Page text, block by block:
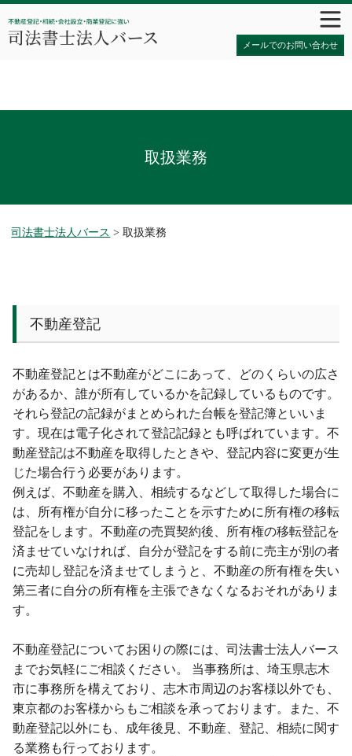
メールでのお問い合わせ
取扱業務
司法書士法人バース >取扱業務
不動産登記
不動産登記とは不動産がどこにあって、どのくらいの広さ
があるか、誰が所有しているかを記録しているものです。
それら登記の記録がまとめられた台帳を登記簿といいま
す。現在は電子化されて登記記録とも呼ばれています。不
動産登記は不動産を取得したときや、登記内容に変更が生
じた場合行う必要があります。
例えば、不動産を購入、相続するなどして取得した場合に
は、所有権が自分に移ったことを示すために所有権の移転
登記をします。不動産の売買契約後、所有権の移転登記を
済ませていなければ、自分が登記をする前に売主が別の者
に売却し登記を済ませてしまうと、不動産の所有権を失い
第三者に自分の所有権を主張できなくなるおそれがありま
す。
不動産登記についてお困りの際には、司法書士法人バース
までお気軽にご相談ください。 当事務所は、埼玉県志木
市に事務所を構えており、志木市周辺のお客様以外でも、
東京都のお客様からもご相談を承っております。また、不
動産登記以外にも、成年後見、不動産、登記、相続に関す
る業務も行っております。